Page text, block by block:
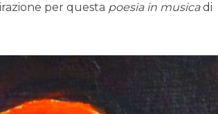
per questa poesia in musicadi